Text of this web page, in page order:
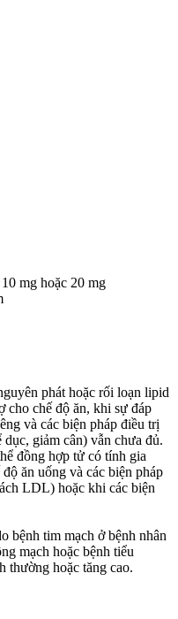
mg hoặc 20 mg
phát hoặc rối loạn lipid
cho chế độ ăn, khi sự đáp
và các biện pháp điều trị
giảm cân) vẫn chưa đủ.
đồng hợp tử có tính gia
ăn uống và các biện pháp
LDL) hoặc khi các biện
bệnh tim mạch ở bệnh nhân
mạch hoặc bệnh tiểu
thường hoặc tăng cao.